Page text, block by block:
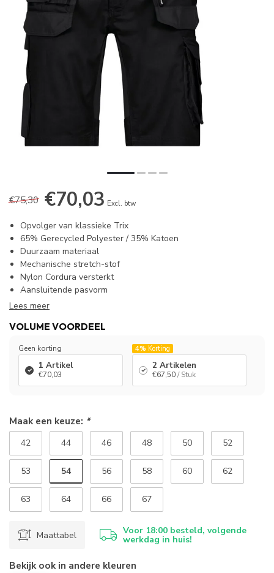
€75,30 €70,03 Excl. btw
Opvolger van klassieke Trix
65% Gerecycled Polyester / 35% Katoen
Duurzaam materiaal
Mechanische stretch-stof
Nylon Cordura versterkt
Aansluitende pasvorm
Lees meer
VOLUME VOORDEEL
Geen korting
1 Artikel
€70,03
4% Korting
2 Artikelen
€67,50/ Stuk
Maak een keuze: *
42 44 46 48 50 52
53 54 56 58 60 62
63 64 66 67
Maattabel Voor 18:00 besteld, volgende
werkdag in huis!
Bekijk ook in andere kleuren